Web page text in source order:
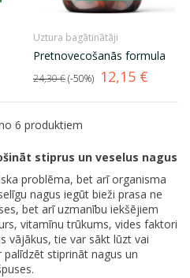
Uztura bagātinātāji
Pretnovecošanās formula
Standarta
cena
24,30 € -50% Cena
12,15 €
6 produktiem
stiprus un veselus nagus
problēma, bet arī organisma
nagus iegūt bieži prasa ne
bet arī uzmanību iekšējiem
vitamīnu trūkums, vides faktori
vājākus, tie var sākt lūzt vai
stiprināt nagus un